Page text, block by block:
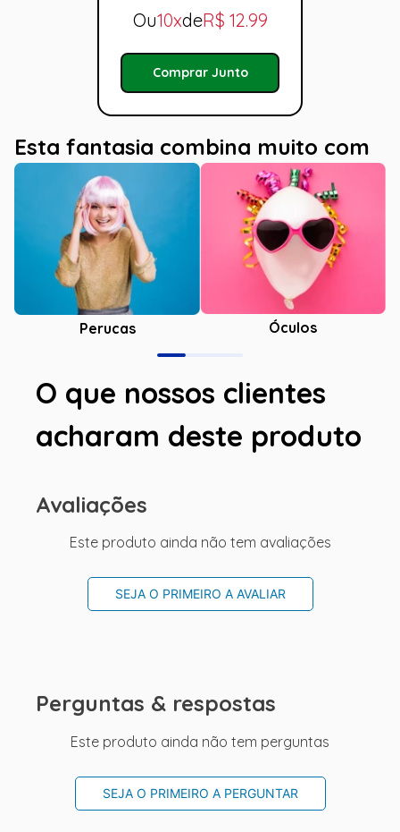
Ou10xdeR$ 12.99
Comprar Junto
Esta fantasia combina muito com
Perucas Óculos
O que nossos clientes
acharam deste produto
Avaliações
Este produto ainda não tem avaliações
SEJA O PRIMEIRO A AVALIAR
Perguntas & respostas
Este produto ainda não tem perguntas
SEJA O PRIMEIRO A PERGUNTAR